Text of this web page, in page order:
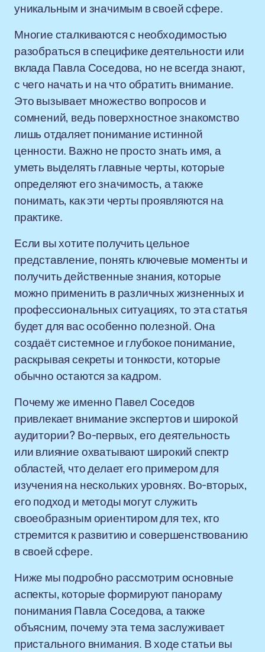
уникальным и значимым в своей сфере.
Многие сталкиваются с необходимостью
разобраться в специфике деятельности или
вклада Павла Соседова, но не всегда знают,
с чего начать и на что обратить внимание.
Это вызывает множество вопросов и
сомнений, ведь поверхностное знакомство
лишь отдаляет понимание истинной
ценности. Важно не просто знать имя, а
уметь выделять главные черты, которые
определяют его значимость, а также
понимать, как эти черты проявляются на
практике.
Если вы хотите получить цельное
представление, понять ключевые моменты и
получить действенные знания, которые
можно применить в различных жизненных и
профессиональных ситуациях, то эта статья
будет для вас особенно полезной. Она
создаёт системное и глубокое понимание,
раскрывая секреты и тонкости, которые
обычно остаются за кадром.
Почему же именно Павел Соседов
привлекает внимание экспертов и широкой
аудитории? Во-первых, его деятельность
или влияние охватывают широкий спектр
областей, что делает его примером для
изучения на нескольких уровнях. Во-вторых,
его подход и методы могут служить
своеобразным ориентиром для тех, кто
стремится к развитию и совершенствованию
в своей сфере.
Ниже мы подробно рассмотрим основные
аспекты, которые формируют панораму
понимания Павла Соседова, а также
объясним, почему эта тема заслуживает
пристального внимания. В ходе статьи вы